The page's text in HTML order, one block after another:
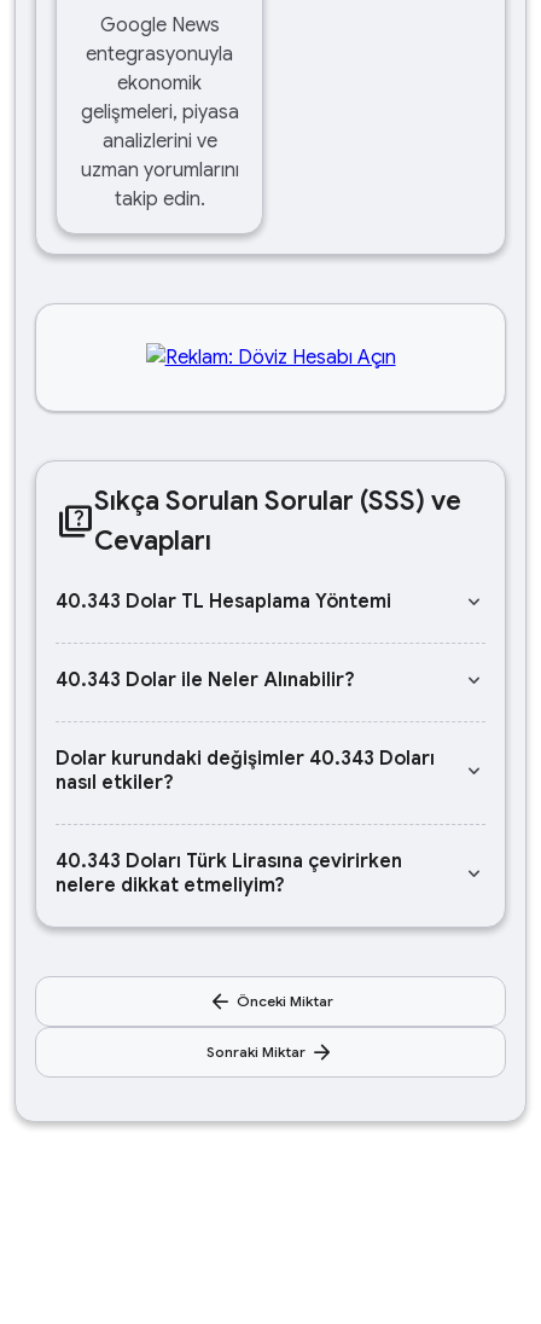
Google News
entegrasyonuyla
ekonomik
gelişmeleri, piyasa
analizlerini ve
uzman yorumlarını
takip edin.
quizSıkça Sorulan Sorular (SSS) ve
Cevapları
40.343 Dolar TL Hesaplama Yöntemi keyboard_arrow_down
40.343 Dolar ile Neler Alınabilir? keyboard_arrow_down
Dolar kurundaki değişimler 40.343 Doları
nasıl etkiler?
keyboard_arrow_down
40.343 Doları Türk Lirasına çevirirken
nelere dikkat etmeliyim?
keyboard_arrow_down
arrow_back Önceki Miktar
Sonraki Miktar arrow_forward